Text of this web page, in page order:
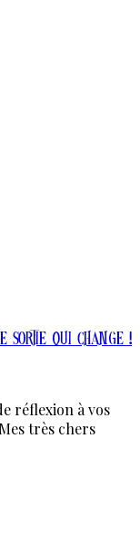
sortie qui change !
réflexion à vos
très chers